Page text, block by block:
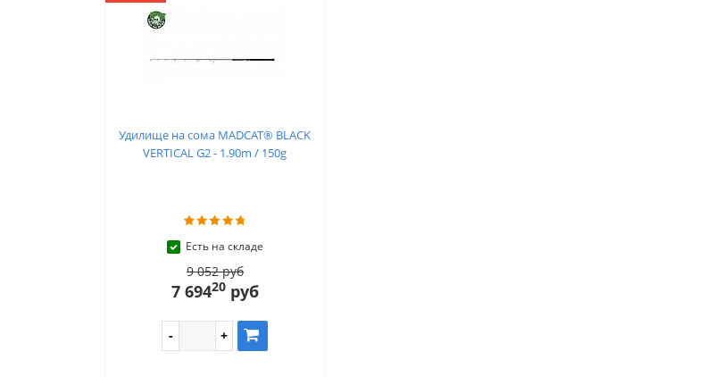
Удилище на сома MADCAT® BLACK
VERTICAL G2 - 1.90m / 150g
Есть на складе
9 052 руб
7 69420руб